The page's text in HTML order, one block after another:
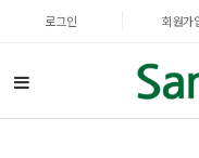
로그인 회원가